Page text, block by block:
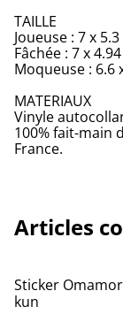
TAILLE
Joueuse : 7 x
Fâchée : 7 x
Moqueuse : 6.6
MATERIAUX
Vinyle
100% fait-main
France.
Articles
Sticker
kun